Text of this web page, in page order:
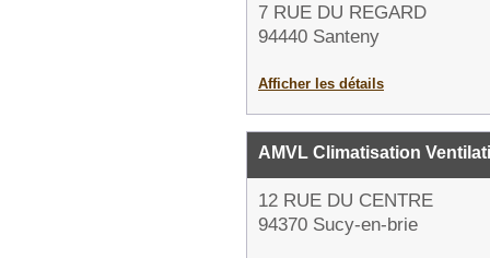
7 RUE DU REGARD
94440 Santeny
Afficher les détails
AMVL Climatisation
12 RUE DU CENTRE
94370 Sucy-en-brie